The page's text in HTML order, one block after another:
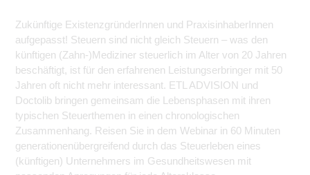
Zukünftige ExistenzgründerInnen und PraxisinhaberInnen
aufgepasst! Steuern sind nicht gleich Steuern – was den
künftigen (Zahn-)Mediziner steuerlich im Alter von 20 Jahren
beschäftigt, ist für den erfahrenen Leistungserbringer mit 50
Jahren oft nicht mehr interessant. ETL ADVISION und
Doctolib bringen gemeinsam die Lebensphasen mit ihren
typischen Steuerthemen in einen chronologischen
Zusammenhang. Reisen Sie in dem Webinar in 60 Minuten
generationenübergreifend durch das Steuerleben eines
(künftigen) Unternehmers im Gesundheitswesen mit